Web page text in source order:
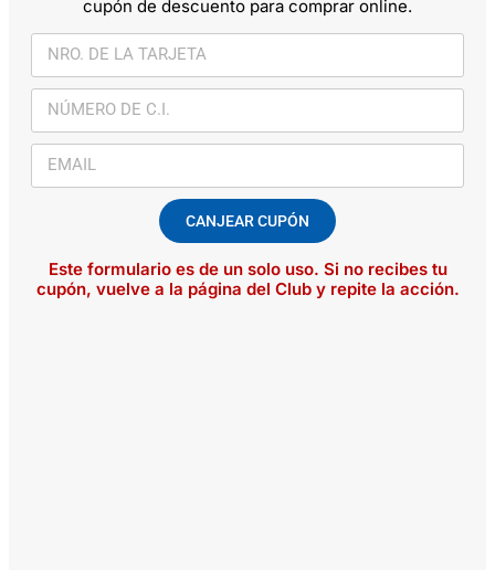
cupón de descuento para comprar online.
CANJEAR CUPÓN
Este formulario es de un solo uso. Si no recibes tu
cupón, vuelve a la página del Club y repite la acción.